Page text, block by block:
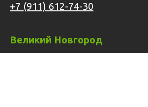
+7 (911) 612-74-30
Великий Новгород
Энергетиков, 6